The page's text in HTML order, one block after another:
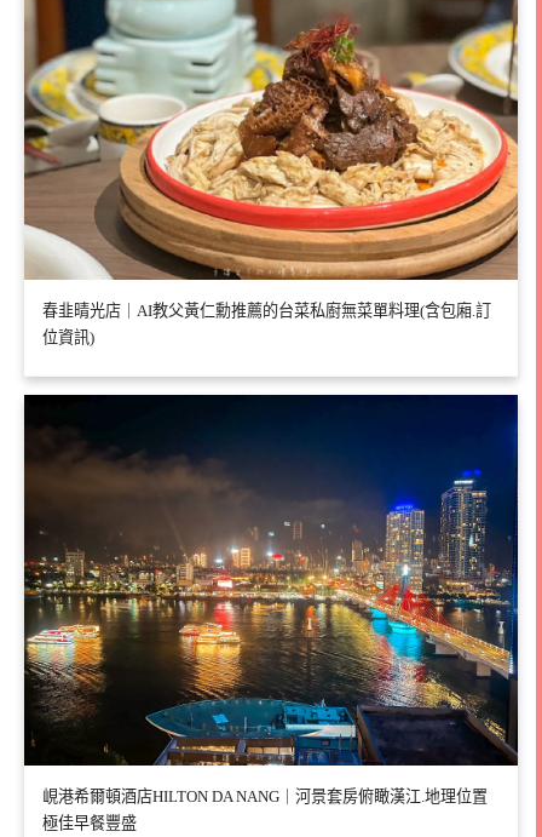
春韭晴光店｜AI教父黃仁勳推薦的台菜私廚無菜單料理(含包廂.訂
位資訊)
峴港希爾頓酒店HILTON DA NANG｜河景套房俯瞰漢江.地理位置
極佳早餐豐盛